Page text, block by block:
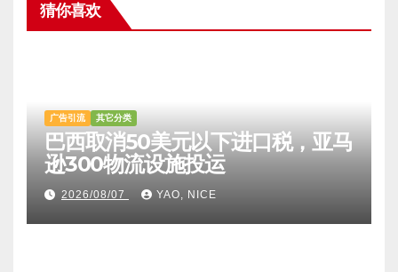
猜你喜欢
广告引流 其它分类
巴西取消50美元以下进口税，亚马
逊300物流设施投运
2026/08/07 YAO, NICE